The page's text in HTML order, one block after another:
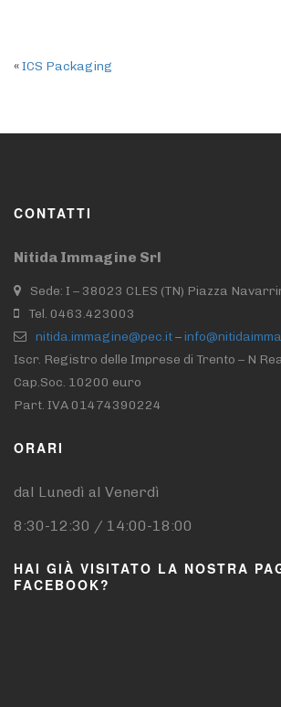
«ICS Packaging
CONTATTI
Nitida Immagine Srl
Sede: I – 38023 CLES (TN) Piazza
Tel. 0463.423003
nitida.immagine@pec.it–
Iscr. Registro delle Imprese di Trento – N
Cap.Soc. 10200 euro
Part. IVA 01474390224
ORARI
dal Lunedì al Venerdì
8:30-12:30 / 14:00-18:00
HAI GIÀ VISITATO LA NOSTRA
FACEBOOK?